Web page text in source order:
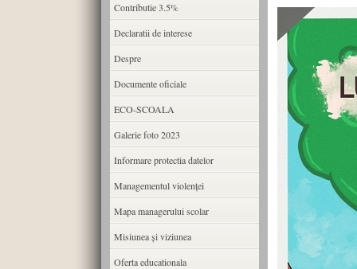
Contributie 3.5%
Declaratii de interese
Despre
Documente oficiale
ECO-SCOALA
Galerie foto 2023
Informare protectia datelor
Managementul violenței
Mapa managerului scolar
Misiunea şi viziunea
Oferta educationala